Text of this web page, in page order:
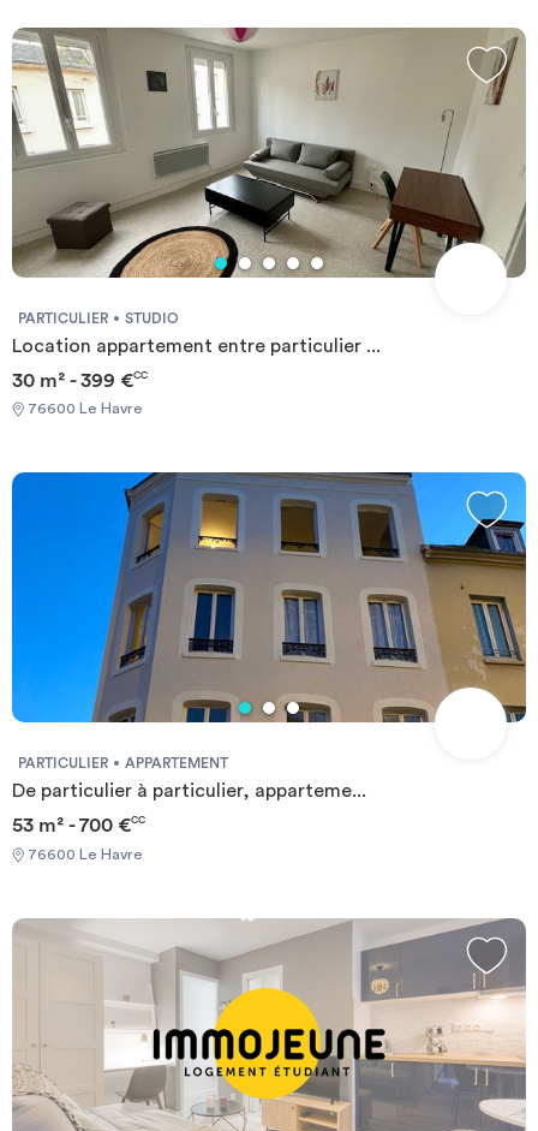
guarantee - Identity Card - Reason for impermanence Documents
requis: - Garanties financières - Carte d'identité - Motif du
transfert / transitoire
PARTICULIER STUDIO
Location appartement entre particulier ...
30 m² - 399 €CC
76600 Le Havre
PARTICULIER APPARTEMENT
De particulier à particulier, apparteme...
53 m² - 700 €CC
76600 Le Havre